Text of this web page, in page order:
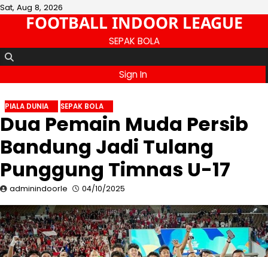
Skip
Sat, Aug 8, 2026
FOOTBALL INDOOR LEAGUE
SEPAK BOLA
Sign In
PIALA DUNIA SEPAK BOLA
Dua Pemain Muda Persib
Bandung Jadi Tulang
Punggung Timnas U-17
adminindoorle 04/10/2025